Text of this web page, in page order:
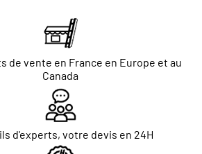
de vente en France en Europe et au
Canada
d'experts, votre devis en 24H